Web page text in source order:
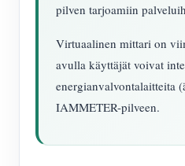
pilven tarjoamiin
Virtuaalinen mittari on
avulla käyttäjät voivat
energianvalvontalaitteita
IAMMETER-pilveen.